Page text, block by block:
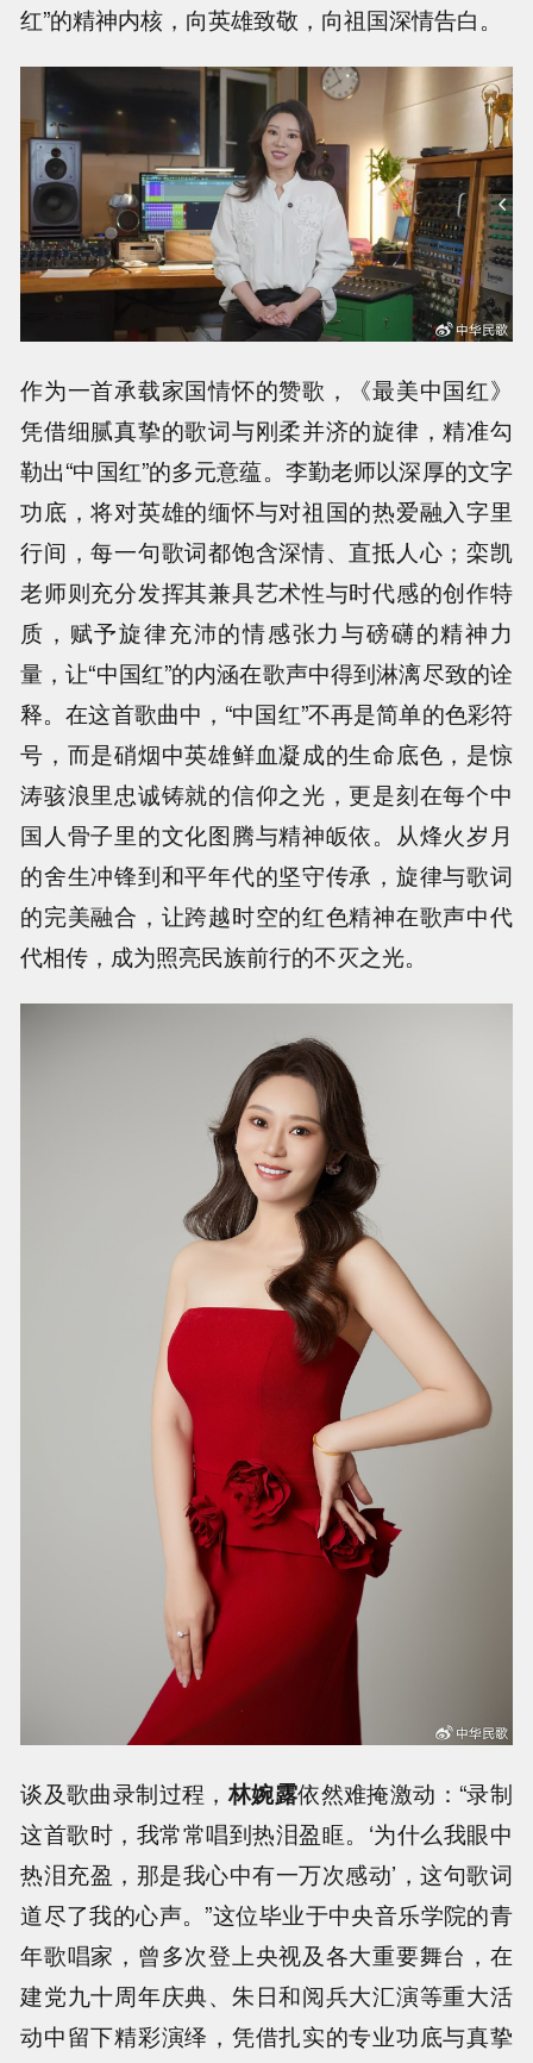
红”的精神内核，向英雄致敬，向祖国深情告白。
作为一首承载家国情怀的赞歌，《最美中国红》
凭借细腻真挚的歌词与刚柔并济的旋律，精准勾
勒出“中国红”的多元意蕴。李勤老师以深厚的文字
功底，将对英雄的缅怀与对祖国的热爱融入字里
行间，每一句歌词都饱含深情、直抵人心；栾凯
老师则充分发挥其兼具艺术性与时代感的创作特
质，赋予旋律充沛的情感张力与磅礴的精神力
量，让“中国红”的内涵在歌声中得到淋漓尽致的诠
释。在这首歌曲中，“中国红”不再是简单的色彩符
号，而是硝烟中英雄鲜血凝成的生命底色，是惊
涛骇浪里忠诚铸就的信仰之光，更是刻在每个中
国人骨子里的文化图腾与精神皈依。从烽火岁月
的舍生冲锋到和平年代的坚守传承，旋律与歌词
的完美融合，让跨越时空的红色精神在歌声中代
代相传，成为照亮民族前行的不灭之光。
谈及歌曲录制过程，林婉露依然难掩激动：“录制
这首歌时，我常常唱到热泪盈眶。‘为什么我眼中
热泪充盈，那是我心中有一万次感动’，这句歌词
道尽了我的心声。”这位毕业于中央音乐学院的青
年歌唱家，曾多次登上央视及各大重要舞台，在
建党九十周年庆典、朱日和阅兵大汇演等重大活
动中留下精彩演绎，凭借扎实的专业功底与真挚